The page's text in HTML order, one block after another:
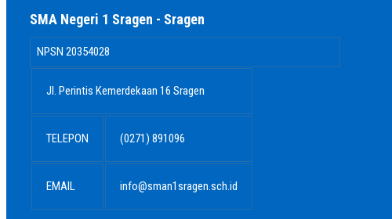
SMA Negeri 1 Sragen - Sragen
NPSN 20354028
Jl. Perintis Kemerdekaan 16 Sragen
TELEPON (0271) 891096
EMAIL info@sman1sragen.sch.id